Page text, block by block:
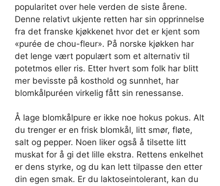
popularitet over hele verden de siste årene.
Denne relativt ukjente retten har sin opprinnelse
fra det franske kjøkkenet hvor det er kjent som
«purée de chou-fleur». På norske kjøkken har
det lenge vært populært som et alternativ til
potetmos eller ris. Etter hvert som folk har blitt
mer bevisste på kosthold og sunnhet, har
blomkålpuréen virkelig fått sin renessanse.
Å lage blomkålpure er ikke noe hokus pokus. Alt
du trenger er en frisk blomkål, litt smør, fløte,
salt og pepper. Noen liker også å tilsette litt
muskat for å gi det lille ekstra. Rettens enkelhet
er dens styrke, og du kan lett tilpasse den etter
din egen smak. Er du laktoseintolerant, kan du